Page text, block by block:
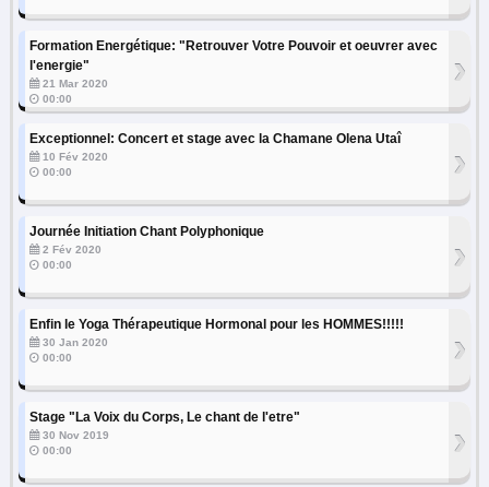
Formation Energétique: "Retrouver Votre Pouvoir et oeuvrer avec
l'energie"
21 Mar 2020
00:00
›
Exceptionnel: Concert et stage avec la Chamane Olena Utaî
10 Fév 2020
00:00
›
Journée Initiation Chant Polyphonique
2 Fév 2020
00:00
›
Enfin le Yoga Thérapeutique Hormonal pour les HOMMES!!!!!
30 Jan 2020
00:00
›
Stage "La Voix du Corps, Le chant de l'etre"
30 Nov 2019
00:00
›